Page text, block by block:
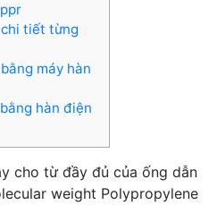
tiết từng
máy hàn
hàn điện
cho từ đầy đủ của ống dẫn
weight Polypropylene